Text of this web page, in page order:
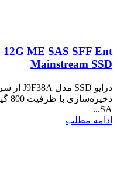
ME SAS SFF Ent
Mainstream SSD
SA...
ادامه مطلب